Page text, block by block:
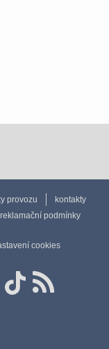
provozu
kontakty
podmínky
cookies